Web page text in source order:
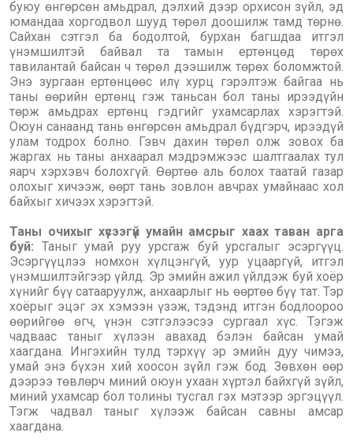
буюу өнгөрсөн амьдрал, дэлхий дээр орхисон зүйл, эд
юмандаа хоргодвол шууд төрөл доошилж тамд төрнө.
Сайхан сэтгэл ба бодолтой, бурхан багшдаа итгэл
үнэмшилтэй байвал та тамын ертөнцөд төрөх
тавилантай байсан ч төрөл дээшилж төрөх боломжтой.
Энэ зургаан ертөнцөөс илү хурц гэрэлтэж байгаа нь
таны өөрийн ертөнц гэж таньсан бол таны ирээдүйн
төрж амьдрах ертөнц гэдгийг ухамсарлах хэрэгтэй.
Оюун санаанд тань өнгөрсөн амьдрал бүдгэрч, ирээдүй
улам тодрох болно. Гэвч дахин төрөл олж зовох ба
жаргах нь таны анхаарал мэдрэмжээс шалтгаалах тул
яарч хэрхэвч болохгүй. Өөртөө аль болох таатай газар
олохыг хичээж, өөрт тань зовлон авчрах умайнаас хол
байхыг хичээх хэрэгтэй.
Таны очихыг хүсээгүй умайн амсрыг хаах таван арга
буй: Таныг умай руу урсгаж буй урсгалыг эсэргүүц.
Эсэргүүцлээ номхон хүлцэнгүй, уур уцааргүй, итгэл
үнэмшилтэйгээр үйлд. Эр эмийн ажил үйлдэж буй хоёр
хүнийг бүү сатааруулж, анхаарлыг нь өөртөө бүү тат. Тэр
хоёрыг эцэг эх хэмээн үзэж, тэдэнд итгэн бодлоороо
өөрийгөө өгч, үнэн сэтгэлээсээ сургаал хүс. Тэгэж
чадваас таныг хүлээн авахад бэлэн байсан умай
хаагдана. Ингэхийн тулд тэрхүү эр эмийн дуу чимээ,
умай энэ бүхэн хий хоосон зүйл гэж бод. Зөвхөн өөр
дээрээ төвлөрч миний оюун ухаан хүртэл байхгүй зүйл,
миний ухамсар бол толины тусгал гэх мэтээр эргэцүүл.
Тэгж чадвал таныг хүлээж байсан савны амсар
хаагдана.